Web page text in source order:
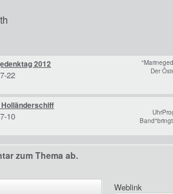
2012
22
Der
10
zum Thema ab.
Weblink